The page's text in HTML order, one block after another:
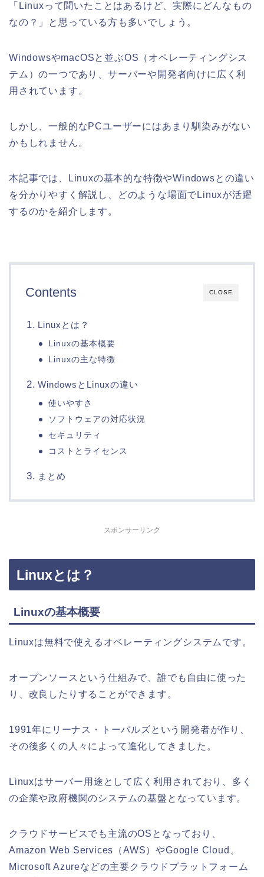
「Linuxって聞いたことはあるけど、実際にどんなもの
なの？」と思っている方も多いでしょう。
WindowsやmacOSと並ぶOS（オペレーティングシス
テム）の一つであり、サーバーや開発者向けに広く利
用されています。
しかし、一般的なPCユーザーにはあまり馴染みがない
かもしれません。
本記事では、Linuxの基本的な特徴やWindowsとの違い
を分かりやすく解説し、どのような場面でLinuxが活躍
するのかを紹介します。
CLOSE
Contents
Linuxとは？
Linuxの基本概要
Linuxの主な特徴
WindowsとLinuxの違い
使いやすさ
ソフトウェアの対応状況
セキュリティ
コストとライセンス
まとめ
スポンサーリンク
Linuxとは？
Linuxの基本概要
Linuxは無料で使えるオペレーティングシステムです。
オープンソースという仕組みで、誰でも自由に使った
り、改良したりすることができます。
1991年にリーナス・トーバルズという開発者が作り、
その後多くの人々によって進化してきました。
Linuxはサーバー用途として広く利用されており、多く
の企業や政府機関のシステムの基盤となっています。
クラウドサービスでも主流のOSとなっており、
Amazon Web Services（AWS）やGoogle Cloud、
Microsoft Azureなどの主要クラウドプラットフォーム